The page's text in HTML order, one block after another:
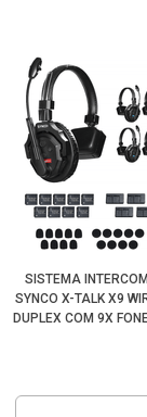
SISTEMA
SYNCO X-TALK X9
DUPLEX COM 9X